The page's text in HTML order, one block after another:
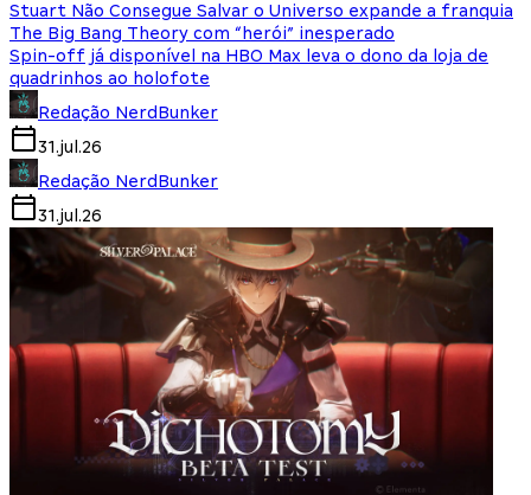
Stuart Não Consegue Salvar o Universo expande a franquia
The Big Bang Theory com “herói” inesperado
Spin-off já disponível na HBO Max leva o dono da loja de
quadrinhos ao holofote
Redação NerdBunker
31.jul.26
Redação NerdBunker
31.jul.26